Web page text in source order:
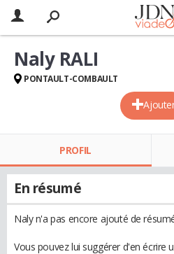
Naly RALI
PONTAULT-COMBAULT
PROFIL
En résumé
Naly n'a pas encore ajouté de
Vous pouvez lui suggérer d'en écrire